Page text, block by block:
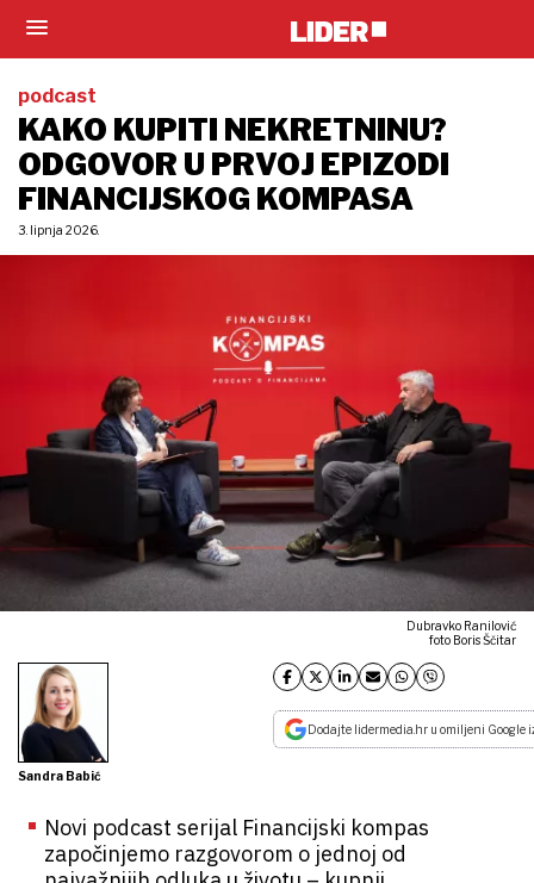
podcast
KAKO KUPITI NEKRETNINU?
ODGOVOR U PRVOJ EPIZODI
FINANCIJSKOG KOMPASA
3. lipnja 2026.
Dubravko Ranilović
foto Boris Ščitar
Sandra Babić
Dodajte lidermedia.hr u omiljeni Google
Novi podcast serijal Financijski kompas
započinjemo razgovorom o jednoj od